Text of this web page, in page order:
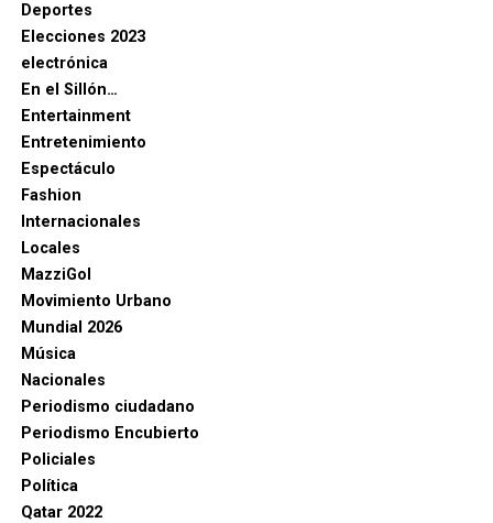
Deportes
Elecciones 2023
electrónica
En el Sillón…
Entertainment
Entretenimiento
Espectáculo
Fashion
Internacionales
Locales
MazziGol
Movimiento Urbano
Mundial 2026
Música
Nacionales
Periodismo ciudadano
Periodismo Encubierto
Policiales
Política
Qatar 2022